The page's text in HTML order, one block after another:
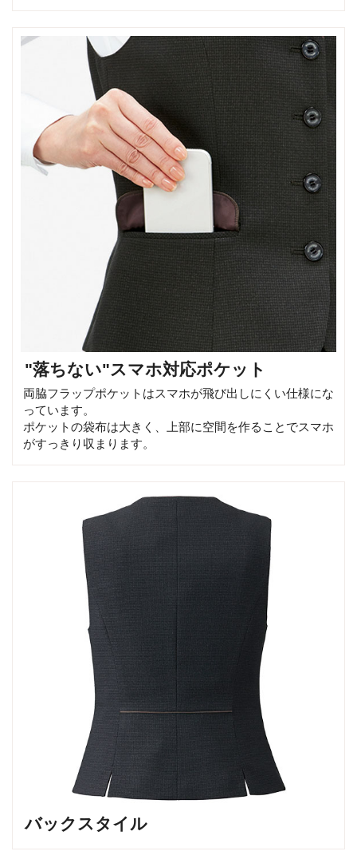
"落ちない"スマホ対応ポケット
両脇フラップポケットはスマホが飛び出しにくい仕様にな
っています。
ポケットの袋布は大きく、上部に空間を作ることでスマホ
がすっきり収まります。
バックスタイル